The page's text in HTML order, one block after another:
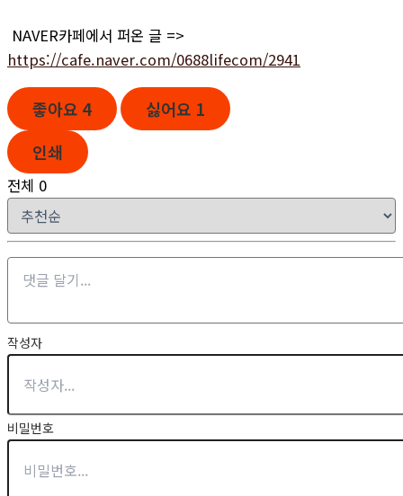
NAVER카페에서 퍼온 글 =>
https://cafe.naver.com/0688lifecom/2941
좋아요 4 싫어요 1
인쇄
전체 0
작성자
비밀번호